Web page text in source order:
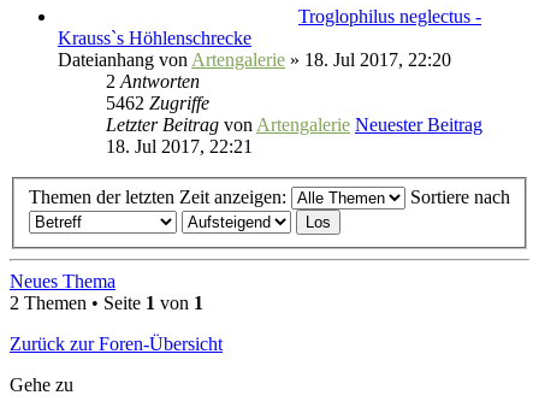
Troglophilus neglectus -
Krauss`s Höhlenschrecke
Dateianhang von Artengalerie » 18. Jul 2017, 22:20
2 Antworten
5462 Zugriffe
Letzter Beitrag von Artengalerie Neuester Beitrag
18. Jul 2017, 22:21
Themen der letzten Zeit anzeigen: Sortiere nach
Neues Thema
2 Themen • Seite 1 von 1
Zurück zur Foren-Übersicht
Gehe zu